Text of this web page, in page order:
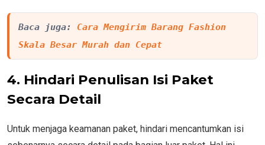
Baca juga: Cara Mengirim Barang Fashion
Skala Besar Murah dan Cepat
4. Hindari Penulisan Isi Paket
Secara Detail
Untuk menjaga keamanan paket, hindari mencantumkan isi